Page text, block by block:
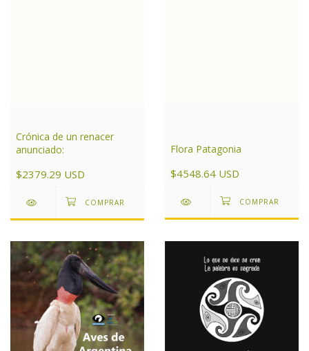
Crónica de un renacer
anunciado:
$2379.29 USD
Flora Patagonia
$4548.64 USD